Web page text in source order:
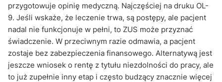
przygotowuje opinię medyczną. Najczęściej na druku OL-
9. Jeśli wskaże, że leczenie trwa, są postępy, ale pacjent
nadal nie funkcjonuje w pełni, to ZUS może przyznać
świadczenie. W przeciwnym razie odmawia, a pacjent
zostaje bez zabezpieczenia finansowego. Alternatywą jest
jeszcze wniosek o rentę z tytułu niezdolności do pracy, ale
to już zupełnie inny etap i często budzący znacznie więcej